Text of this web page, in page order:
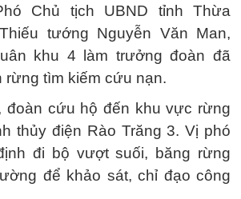
Chủ tịch UBND tỉnh Thừa
tướng Nguyễn Văn Man,
khu 4 làm trưởng đoàn đã
rừng tìm kiếm cứu nạn.
đoàn cứu hộ đến khu vực rừng
thủy điện Rào Trăng 3. Vị phó
đi bộ vượt suối, băng rừng
để khảo sát, chỉ đạo công